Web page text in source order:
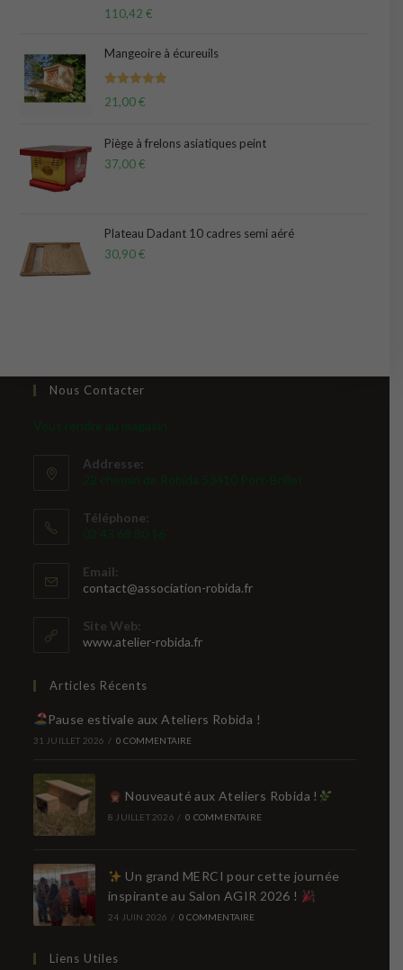
Note
5.00
110,42 €
Mangeoire à écureuils
Note 5.00
21,00€
Piège à frelons asiatiques peint
37,00€
Plateau Dadant 10 cadres semi aéré
30,90€
Nous Contacter
Vous rendre au magasin
Addresse:
22 chemin de Robida 53410 Port-Brillet
Téléphone:
02 43 68 80 16
Email:
contact@association-robida.frS’ouvre
Site Web:
www.atelier-robida.fr
Articles Récents
Pause estivale aux Ateliers Robida !
31 JUILLET 2026 / 0 COMMENTAIRE
Nouveauté aux Ateliers Robida !
8 JUILLET 2026 / 0 COMMENTAIRE
Un grand MERCI pour cette journée
inspirante au Salon AGIR 2026 !
24 JUIN 2026 / 0 COMMENTAIRE
Liens Utiles